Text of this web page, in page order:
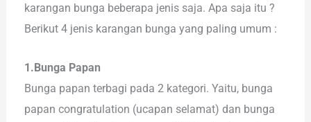
karangan bunga beberapa jenis saja. Apa saja itu ?
Berikut 4 jenis karangan bunga yang paling umum :
1.Bunga Papan
Bunga papan terbagi pada 2 kategori. Yaitu, bunga
papan congratulation (ucapan selamat) dan bunga